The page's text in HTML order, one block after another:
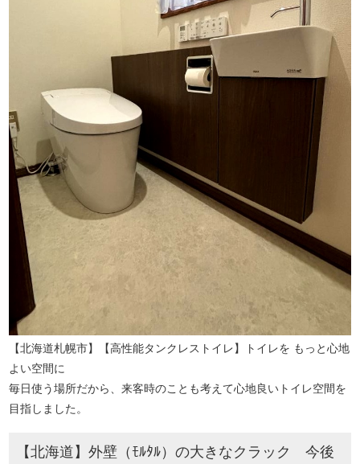
【北海道札幌市】【高性能タンクレストイレ】トイレを もっと心地
よい空間に
毎日使う場所だから、来客時のことも考えて心地良いトイレ空間を
目指しました。
【北海道】外壁（ﾓﾙﾀﾙ）の大きなクラック 今後